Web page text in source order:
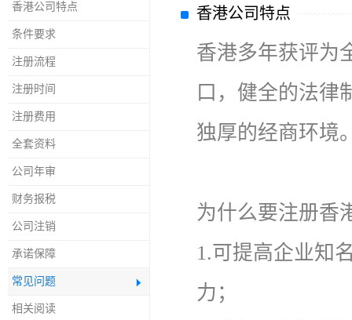
香港公司特点
条件要求
注册流程
注册时间
注册费用
全套资料
公司年审
财务报税
公司注销
承诺保障
常见问题
相关阅读
香港公司特点
香港多年获评为
口，健全的法律
独厚的经商环境
为什么要注册香
1.可提高企业知
力；